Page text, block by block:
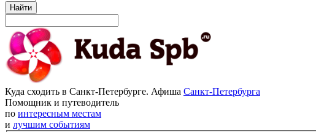
Найти
Куда сходить в Санкт-Петербурге. Афиша Санкт-Петербурга
Помощник и путеводитель
по интересным местам
и лучшим событиям